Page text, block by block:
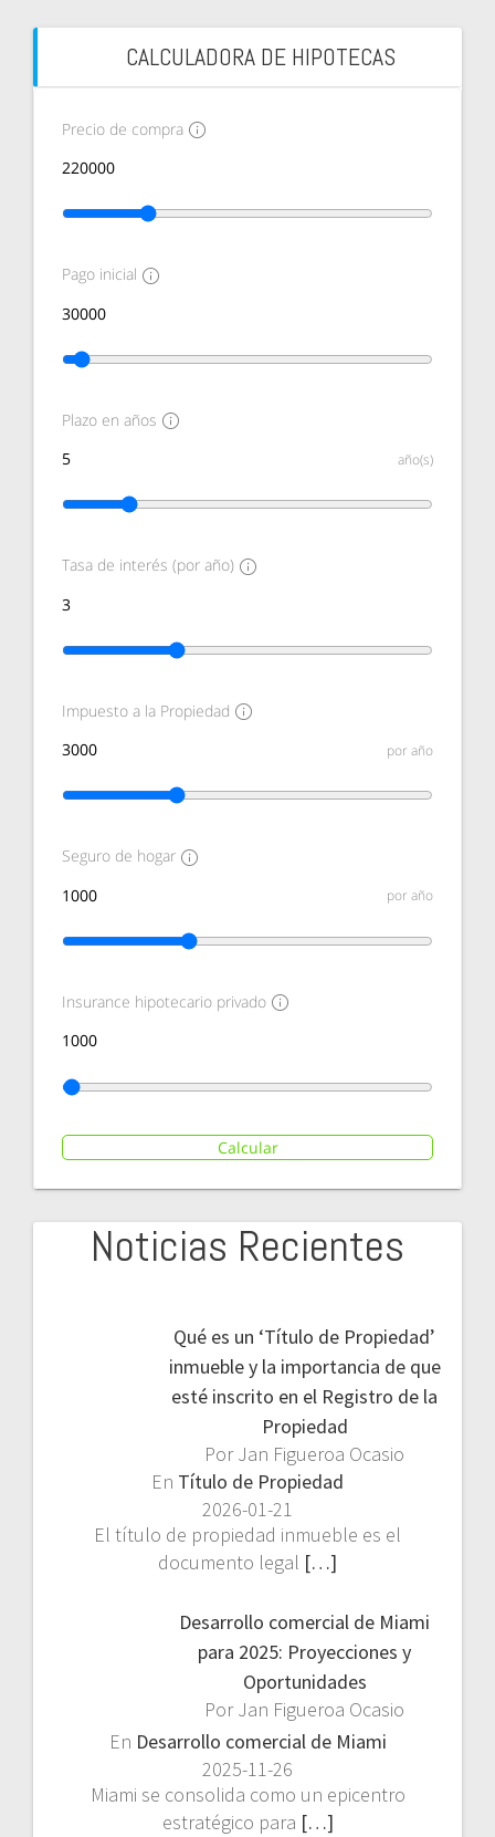
CALCULADORA DE HIPOTECAS
Precio de compra
Pago inicial
Plazo en años
año(s)
Tasa de interés (por año)
Impuesto a la Propiedad
por año
Seguro de hogar
por año
Insurance hipotecario privado
Calcular
Noticias Recientes
Qué es un ‘Título de Propiedad’
inmueble y la importancia de que
esté inscrito en el Registro de la
Propiedad
Por Jan Figueroa Ocasio
En Título de Propiedad
2026-01-21
El título de propiedad inmueble es el
documento legal […]
Desarrollo comercial de Miami
para 2025: Proyecciones y
Oportunidades
Por Jan Figueroa Ocasio
En Desarrollo comercial de Miami
2025-11-26
Miami se consolida como un epicentro
estratégico para […]